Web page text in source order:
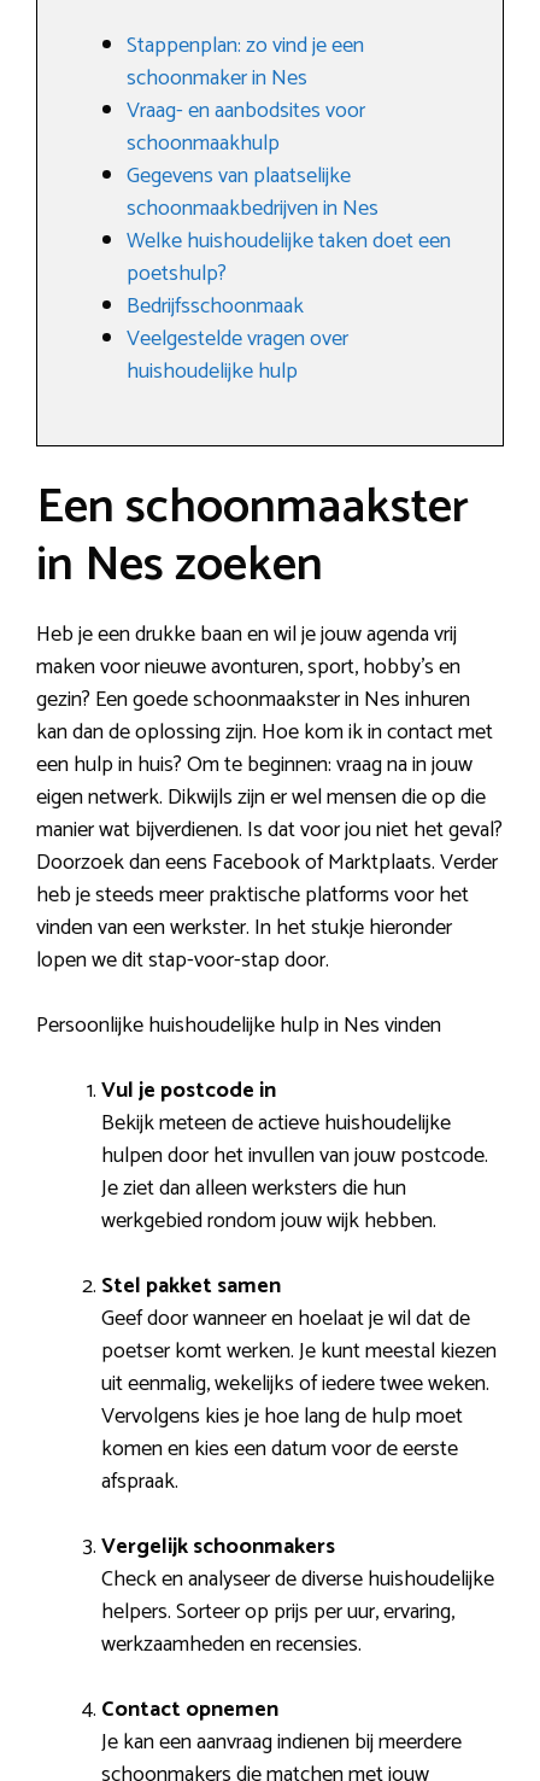
Stappenplan: zo vind je een
schoonmaker in Nes
Vraag- en aanbodsites voor
schoonmaakhulp
Gegevens van plaatselijke
schoonmaakbedrijven in Nes
Welke huishoudelijke taken doet een
poetshulp?
Bedrijfsschoonmaak
Veelgestelde vragen over
huishoudelijke hulp
Een schoonmaakster
in Nes zoeken
Heb je een drukke baan en wil je jouw agenda vrij
maken voor nieuwe avonturen, sport, hobby’s en
gezin? Een goede schoonmaakster in Nes inhuren
kan dan de oplossing zijn. Hoe kom ik in contact met
een hulp in huis? Om te beginnen: vraag na in jouw
eigen netwerk. Dikwijls zijn er wel mensen die op die
manier wat bijverdienen. Is dat voor jou niet het geval?
Doorzoek dan eens Facebook of Marktplaats. Verder
heb je steeds meer praktische platforms voor het
vinden van een werkster. In het stukje hieronder
lopen we dit stap-voor-stap door.
Persoonlijke huishoudelijke hulp in Nes vinden
Vul je postcode in
Bekijk meteen de actieve huishoudelijke
hulpen door het invullen van jouw postcode.
Je ziet dan alleen werksters die hun
werkgebied rondom jouw wijk hebben.
Stel pakket samen
Geef door wanneer en hoelaat je wil dat de
poetser komt werken. Je kunt meestal kiezen
uit eenmalig, wekelijks of iedere twee weken.
Vervolgens kies je hoe lang de hulp moet
komen en kies een datum voor de eerste
afspraak.
Vergelijk schoonmakers
Check en analyseer de diverse huishoudelijke
helpers. Sorteer op prijs per uur, ervaring,
werkzaamheden en recensies.
Contact opnemen
Je kan een aanvraag indienen bij meerdere